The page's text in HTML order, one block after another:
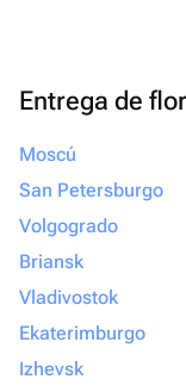
Entrega de
Moscú
San Petersburgo
Volgogrado
Briansk
Vladivostok
Ekaterimburgo
Izhevsk